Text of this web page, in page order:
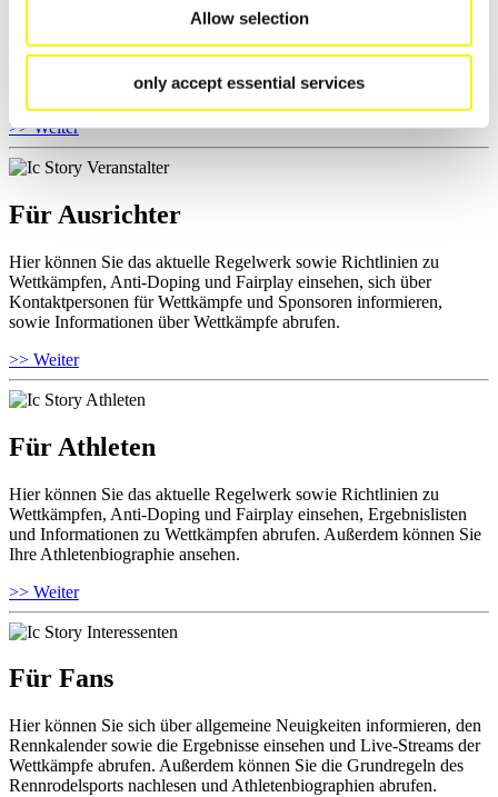
Allow selection
only accept essential services
Hier können Sie sich über allgemeine Neuigkeiten informieren, das
aktuelle Regelwerk sowie Richtlinien zu Wettkämpfen, Anti-Doping
und Fairplay nachlesen, auf Athletenbiographien zugreifen,
Mitgliedersektion zugreifen.
>> Weiter
Für Ausrichter
Hier können Sie das aktuelle Regelwerk sowie Richtlinien zu
Wettkämpfen, Anti-Doping und Fairplay einsehen, sich über
Kontaktpersonen für Wettkämpfe und Sponsoren informieren,
sowie Informationen über Wettkämpfe abrufen.
>> Weiter
Für Athleten
Hier können Sie das aktuelle Regelwerk sowie Richtlinien zu
Wettkämpfen, Anti-Doping und Fairplay einsehen, Ergebnislisten
und Informationen zu Wettkämpfen abrufen. Außerdem können Sie
Ihre Athletenbiographie ansehen.
>> Weiter
Für Fans
Hier können Sie sich über allgemeine Neuigkeiten informieren, den
Rennkalender sowie die Ergebnisse einsehen und Live-Streams der
Wettkämpfe abrufen. Außerdem können Sie die Grundregeln des
Rennrodelsports nachlesen und Athletenbiographien abrufen.